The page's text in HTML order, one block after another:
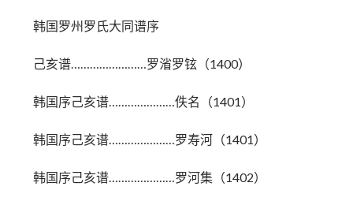
韩国罗州罗氏大同谱序
己亥谱……………………罗渻罗铉（1400）
韩国序己亥谱…………………佚名（1401）
韩国序己亥谱…………………罗寿河（1401）
韩国序己亥谱…………………罗河集（1402）